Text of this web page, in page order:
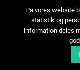
På vores website
statistik og
information deles